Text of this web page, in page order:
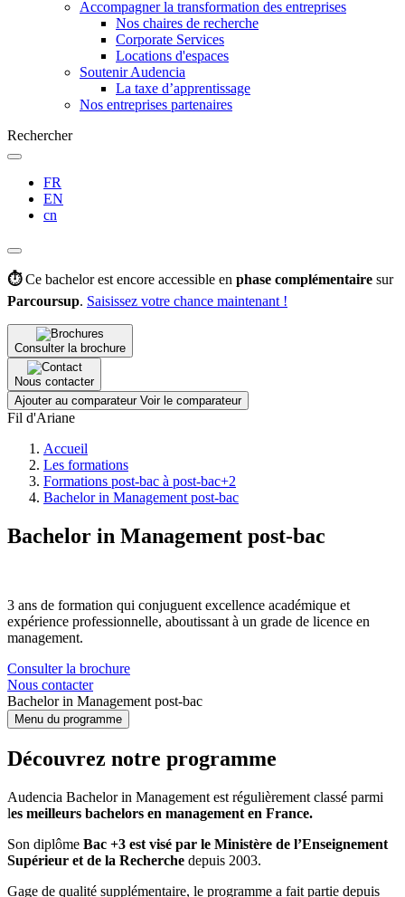
Accompagner la transformation des entreprises
Nos chaires de recherche
Corporate Services
Locations d'espaces
Soutenir Audencia
La taxe d’apprentissage
Nos entreprises partenaires
Rechercher
FR
EN
cn
⏱️Ce bachelor est encore accessible en phase complémentaire sur
Parcoursup. Saisissez votre chance maintenant !
Consulter la brochure
Nous contacter
Ajouter au comparateur Voir le comparateur
Fil d'Ariane
Accueil
Les formations
Formations post-bac à post-bac+2
Bachelor in Management post-bac
Bachelor in Management post-bac
3 ans de formation qui conjuguent excellence académique et
expérience professionnelle, aboutissant à un grade de licence en
management.
Consulter la brochure
Nous contacter
Bachelor in Management post-bac
Menu du programme
Découvrez notre programme
Audencia Bachelor in Management est régulièrement classé parmi
les meilleurs bachelors en management en France.
Son diplôme Bac +3 est visé par le Ministère de l’Enseignement
Supérieur et de la Recherche depuis 2003.
Gage de qualité supplémentaire, le programme a fait partie depuis